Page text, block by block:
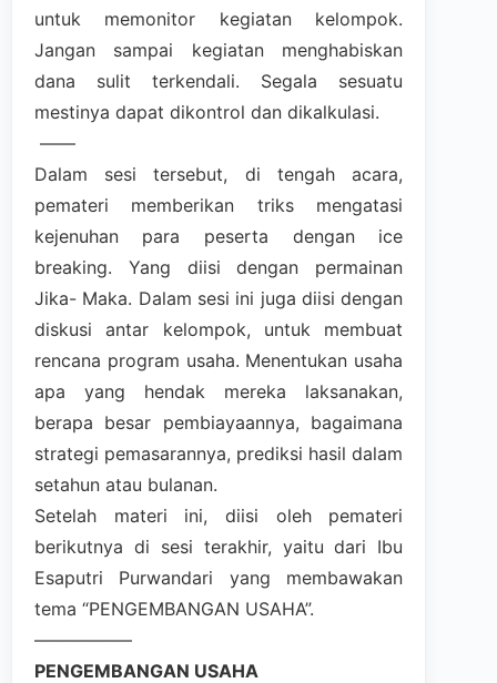
untuk memonitor kegiatan kelompok.
Jangan sampai kegiatan menghabiskan
dana sulit terkendali. Segala sesuatu
mestinya dapat dikontrol dan dikalkulasi.
——
Dalam sesi tersebut, di tengah acara,
pemateri memberikan triks mengatasi
kejenuhan para peserta dengan ice
breaking. Yang diisi dengan permainan
Jika- Maka. Dalam sesi ini juga diisi dengan
diskusi antar kelompok, untuk membuat
rencana program usaha. Menentukan usaha
apa yang hendak mereka laksanakan,
berapa besar pembiayaannya, bagaimana
strategi pemasarannya, prediksi hasil dalam
setahun atau bulanan.
Setelah materi ini, diisi oleh pemateri
berikutnya di sesi terakhir, yaitu dari Ibu
Esaputri Purwandari yang membawakan
tema “PENGEMBANGAN USAHA”.
—————–
PENGEMBANGAN USAHA